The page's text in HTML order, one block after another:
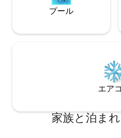
プール
エア
家族と泊ま